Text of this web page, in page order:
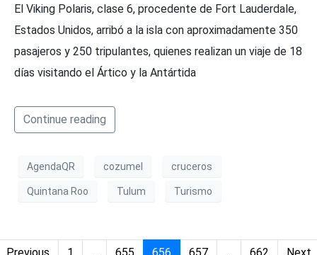
El Viking Polaris, clase 6, procedente de Fort Lauderdale,
Estados Unidos, arribó a la isla con aproximadamente 350
pasajeros y 250 tripulantes, quienes realizan un viaje de 18
días visitando el Ártico y la Antártida
Continue reading
AgendaQR cozumel cruceros
Quintana Roo Tulum Turismo